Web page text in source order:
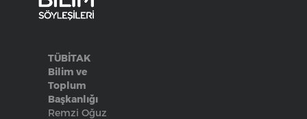
TÜBİTAK
Bilim ve
Toplum
Başkanlığı
Remzi Oğuz